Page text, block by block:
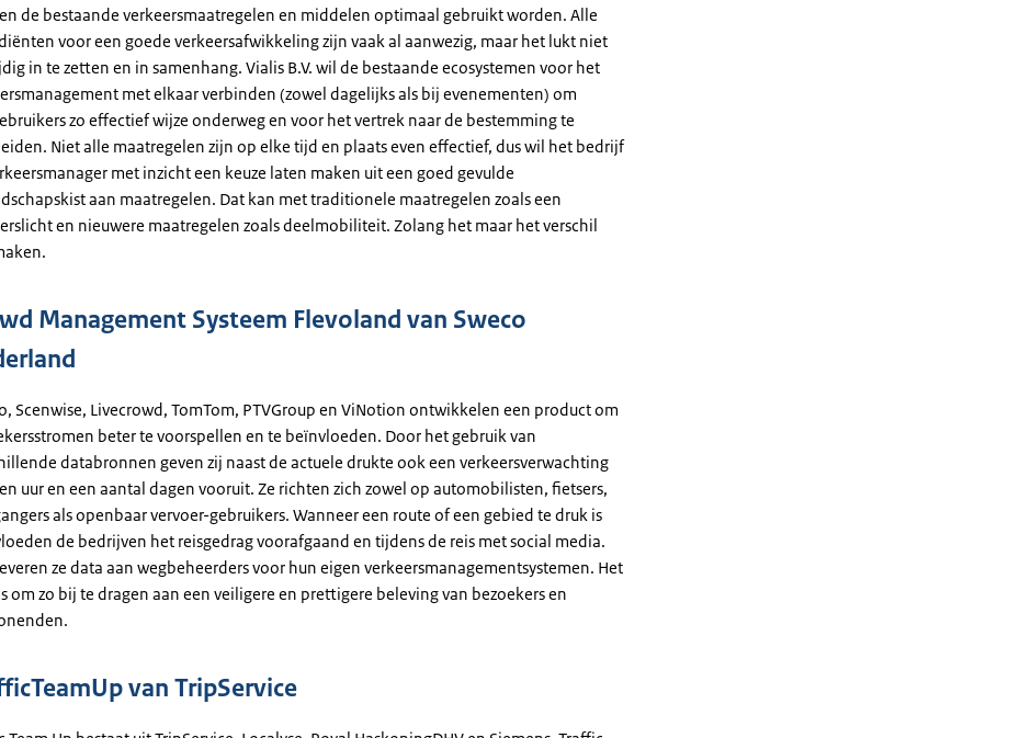
de bestaande verkeersmaatregelen en middelen optimaal gebruikt worden. Alle
voor een goede verkeersafwikkeling zijn vaak al aanwezig, maar het lukt niet
in te zetten en in samenhang. Vialis B.V. wil de bestaande ecosystemen voor het
met elkaar verbinden (zowel dagelijks als bij evenementen) om
zo effectief wijze onderweg en voor het vertrek naar de bestemming te
Niet alle maatregelen zijn op elke tijd en plaats even effectief, dus wil het bedrijf
met inzicht een keuze laten maken uit een goed gevulde
aan maatregelen. Dat kan met traditionele maatregelen zoals een
en nieuwere maatregelen zoals deelmobiliteit. Zolang het maar het verschil
Management Systeem Flevoland van Sweco
Scenwise, Livecrowd, TomTom, PTVGroup en ViNotion ontwikkelen een product om
beter te voorspellen en te beïnvloeden. Door het gebruik van
databronnen geven zij naast de actuele drukte ook een verkeersverwachting
uur en een aantal dagen vooruit. Ze richten zich zowel op automobilisten, fietsers,
als openbaar vervoer-gebruikers. Wanneer een route of een gebied te druk is
de bedrijven het reisgedrag voorafgaand en tijdens de reis met social media.
ze data aan wegbeheerders voor hun eigen verkeersmanagementsystemen. Het
om zo bij te dragen aan een veiligere en prettigere beleving van bezoekers en
van TripService